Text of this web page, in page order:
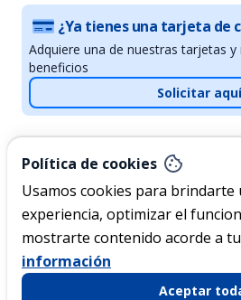
¿Ya tienes una tarjeta de
Adquiere una de nuestras tarjetas y
beneficios
Solicitar aquí
Política de cookies
Usamos cookies para brindarte
experiencia, optimizar el
mostrarte contenido acorde a
información
Aceptar
Nicaragua
Acerca de Ficohsa
Sostenibilidad